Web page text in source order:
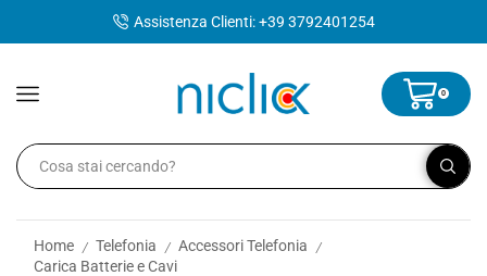
Assistenza Clienti: +39 3792401254
0
Home / Telefonia / Accessori Telefonia /
Carica Batterie e Cavi